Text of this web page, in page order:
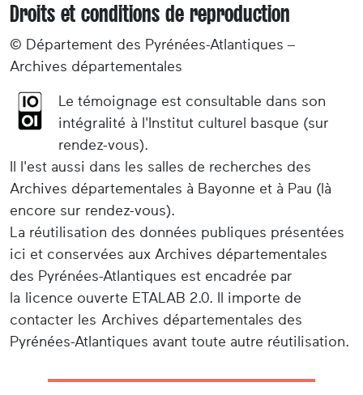
Droits et conditions de reproduction
© Département des Pyrénées-Atlantiques –
Archives départementales
Le témoignage est consultable dans son
intégralité à l'Institut culturel basque (sur
rendez-vous).
Il l'est aussi dans les salles de recherches des
Archives départementales à Bayonne et à Pau (là
encore sur rendez-vous).
La réutilisation des données publiques présentées
ici et conservées aux Archives départementales
des Pyrénées-Atlantiques est encadrée par
la licence ouverte ETALAB 2.0. Il importe de
contacter les Archives départementales des
Pyrénées-Atlantiques avant toute autre réutilisation.